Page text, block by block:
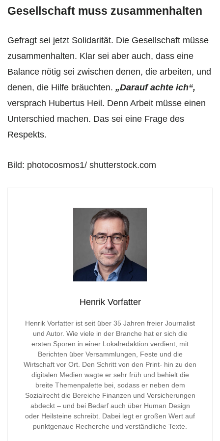
Gesellschaft muss zusammenhalten
Gefragt sei jetzt Solidarität. Die Gesellschaft müsse
zusammenhalten. Klar sei aber auch, dass eine
Balance nötig sei zwischen denen, die arbeiten, und
denen, die Hilfe bräuchten. „Darauf achte ich“,
versprach Hubertus Heil. Denn Arbeit müsse einen
Unterschied machen. Das sei eine Frage des
Respekts.
Bild: photocosmos1/ shutterstock.com
Henrik Vorfatter
Henrik Vorfatter ist seit über 35 Jahren freier Journalist
und Autor. Wie viele in der Branche hat er sich die
ersten Sporen in einer Lokalredaktion verdient, mit
Berichten über Versammlungen, Feste und die
Wirtschaft vor Ort. Den Schritt von den Print- hin zu den
digitalen Medien wagte er sehr früh und behielt die
breite Themenpalette bei, sodass er neben dem
Sozialrecht die Bereiche Finanzen und Versicherungen
abdeckt – und bei Bedarf auch über Human Design
oder Heilsteine schreibt. Dabei legt er großen Wert auf
punktgenaue Recherche und verständliche Texte.